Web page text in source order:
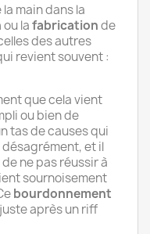
main dans la
ou lafabricationde
des autres
revient souvent :
que cela vient
ou bien de
tas de causes qui
et il
ne pas réussir à
sournoisement
bourdonnement
après un riff